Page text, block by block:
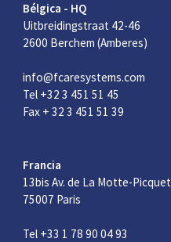
Bélgica - HQ
Uitbreidingstraat 42-46
2600 Berchem (Amberes)
info@fcaresystems.com
Tel +32 3 451 51 45
Fax + 32 3 451 51 39
Francia
13bis Av. de La Motte-Picquet
75007 Paris
Tel +33 1 78 90 04 93